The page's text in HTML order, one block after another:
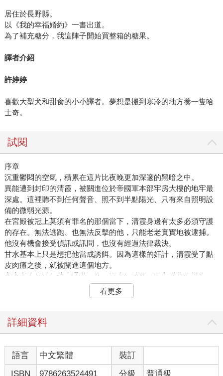
居住於長野縣。
以《我的幸福婚約》一書出道。
為了補充糖分，我這陣子開始買整箱的糖果。
譯者介紹
許婷婷
喜歡大型犬和甜食的小小譯者。夢想是搬到寒冷的地方養一隻哈
士奇。
試閱
序章
沉重鬱悶的空氣，積累在這片比夜晚更加深邃的黑暗之中。
異能遭到封印的清霞，被關進位於帝國軍本部牢房大樓的地牢最
深處。這裡聽不到任何聲音、照不到半點陽光、只有來自照明設
備的微弱光源。
在宮殿被冠上莫須有罪名的那個當下，清霞身邊有太多必須守護
的存在。無法逃跑、也無法反擊的他，只能老老實實地被逮捕。
他沒有機會接受偵訊或訊問，也沒有經過法律裁決。
甘水基本上只是想把他當成誘餌。因為這樣的奸計，清霞受了點
皮肉痛之後，就被關進這個地方。
牢房所在的這個地底通道，除了泥土氣味外，還充斥著有機物、
無機物等各種東西腐朽後混合在一起的味道。
在不分晝夜都很昏暗的這個牢房裡，時間流逝的感覺變得相當模
現這麼做毫無意義，所以也就放棄了。
生活。
（美世現在在做什麼呢？）
看更多
詳細資料
語言 中文繁體
裝訂
ISBN
9786263524491 分級 普通級